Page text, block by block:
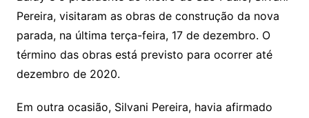
Pereira, visitaram as obras de construção da nova
parada, na última terça-feira, 17 de dezembro. O
término das obras está previsto para ocorrer até
dezembro de 2020.
Em outra ocasião, Silvani Pereira, havia afirmado